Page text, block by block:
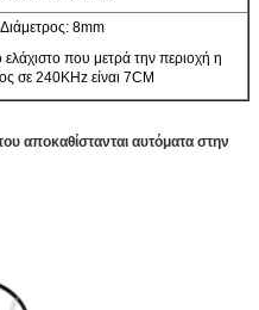
Διάμετρος: 8mm
που μετρά την περιοχή η
σε 240KHz είναι 7CM
αποκαθίστανται αυτόματα στην